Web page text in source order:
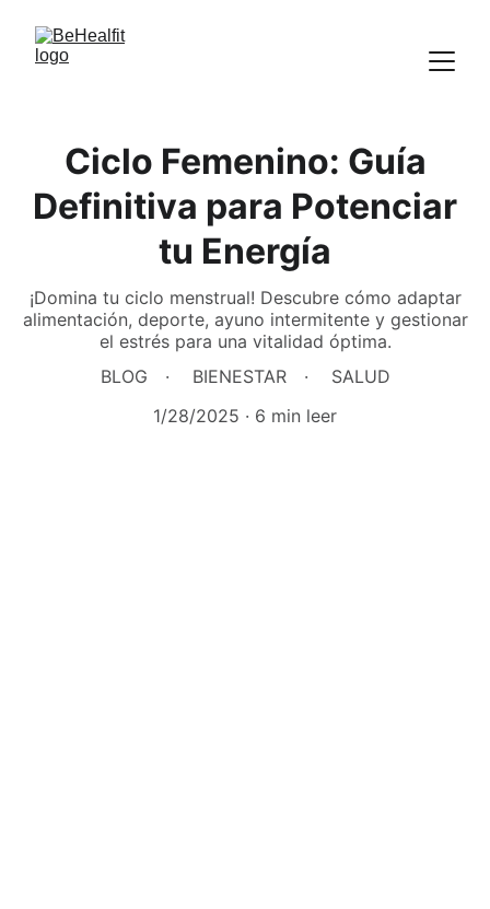
Ciclo Femenino: Guía
Definitiva para Potenciar
tu Energía
¡Domina tu ciclo menstrual! Descubre cómo adaptar
alimentación, deporte, ayuno intermitente y gestionar
el estrés para una vitalidad óptima.
BLOG
BIENESTAR
SALUD
1/28/2025
6 min leer